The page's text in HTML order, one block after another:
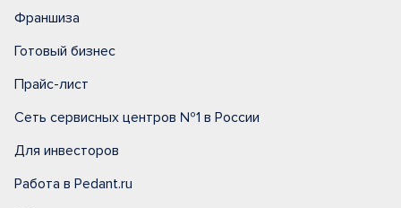
Франшиза
Готовый бизнес
Прайс-лист
Сеть сервисных центров №1 в России
Для инвесторов
Работа в Pedant.ru